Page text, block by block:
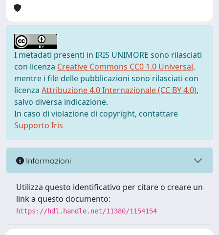
I metadati presenti in IRIS UNIMORE sono rilasciati
con licenza Creative Commons CC0 1.0 Universal,
mentre i file delle pubblicazioni sono rilasciati con
licenza Attribuzione 4.0 Internazionale (CC BY 4.0),
salvo diversa indicazione.
In caso di violazione di copyright, contattare
Supporto Iris
Informazioni
Utilizza questo identificativo per citare o creare un
link a questo documento:
https://hdl.handle.net/11380/1154154